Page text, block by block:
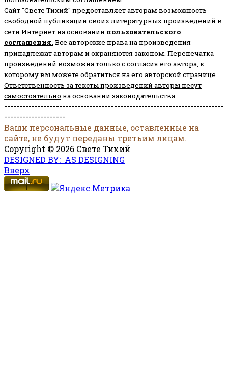
Сайт "Свете Тихий" предоставляет авторам возможность
свободной публикации своих литературных произведений в
сети Интернет на основании пользовательского
соглашения. Все авторские права на произведения
принадлежат авторам и охраняются законом. Перепечатка
произведений возможна только с согласия его автора, к
которому вы можете обратиться на его авторской странице.
Ответственность за тексты произведений авторы несут
самостоятельно на основании законодательства.
------------------------------------------------------------------------
--------------------
Ваши персональные данные, оставленные на
сайте, не будут переданы третьим лицам.
Copyright © 2026 Свете Тихий
DESIGNED BY: AS DESIGNING
Вверх